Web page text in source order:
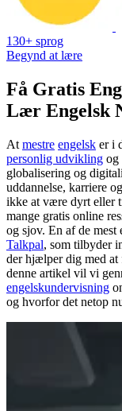
130+ sprog
Begynd at lære
Få Gratis
Lær Engelsk
At mestre engelsk er i
personlig udvikling og
globalisering og
uddannelse, karriere
ikke at være dyrt eller
mange gratis online
og sjov. En af de mest
Talkpal, som tilbyder
der hjælper dig med at
denne artikel vil vi
engelskundervisning
og hvorfor det netop